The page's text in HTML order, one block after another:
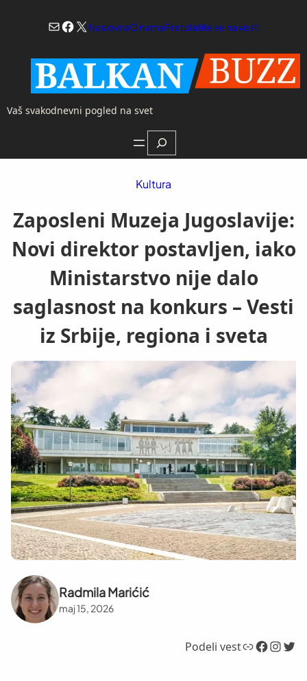
Mail
Facebook
X NaslovnaO namaPretplatite se na vesti
Vaš svakodnevni pogled na svet
Search
Kultura
Zaposleni Muzeja Jugoslavije:
Novi direktor postavljen, iako
Ministarstvo nije dalo
saglasnost na konkurs – Vesti
iz Srbije, regiona i sveta
Radmila Marićić
maj 15, 2026
Podeli vestLink Facebook InstagramTwitter